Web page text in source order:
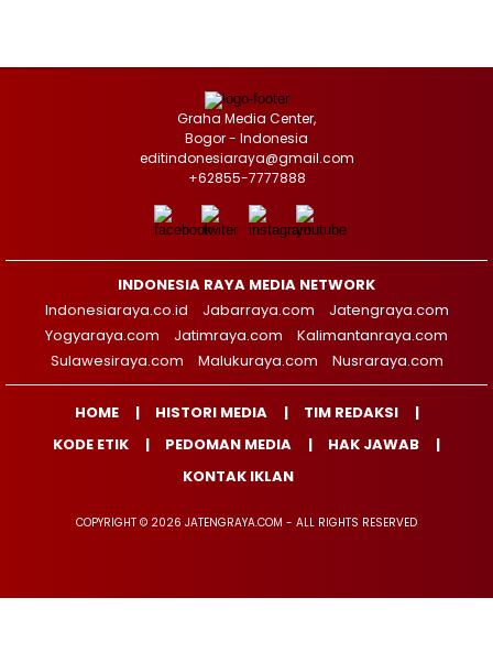
Graha Media Center,
Bogor - Indonesia
editindonesiaraya@gmail.com
+62855-7777888
INDONESIA RAYA MEDIA NETWORK
Indonesiaraya.co.id
Jabarraya.com
Jatengraya.com
Yogyaraya.com
Jatimraya.com
Kalimantanraya.com
Sulawesiraya.com
Malukuraya.com Nusraraya.com
HOME HISTORI MEDIA
TIM REDAKSI
KODE ETIK
PEDOMAN MEDIA
HAK JAWAB
KONTAK IKLAN
COPYRIGHT © 2026 JATENGRAYA.COM - ALL RIGHTS RESERVED